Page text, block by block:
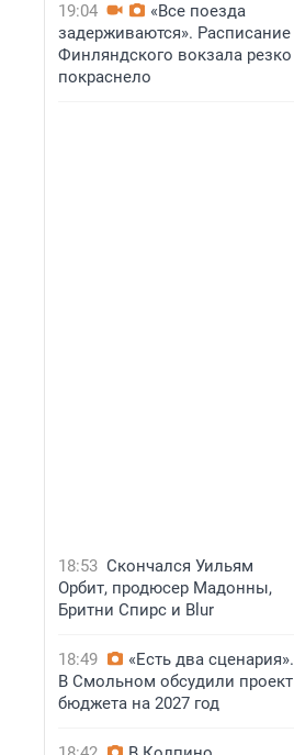
19:04
«Все поезда
задерживаются». Расписание
Финляндского вокзала резко
покраснело
18:53 Скончался Уильям
Орбит, продюсер Мадонны,
Бритни Спирс и Blur
18:49
«Есть два сценария».
В Смольном обсудили проект
бюджета на 2027 год